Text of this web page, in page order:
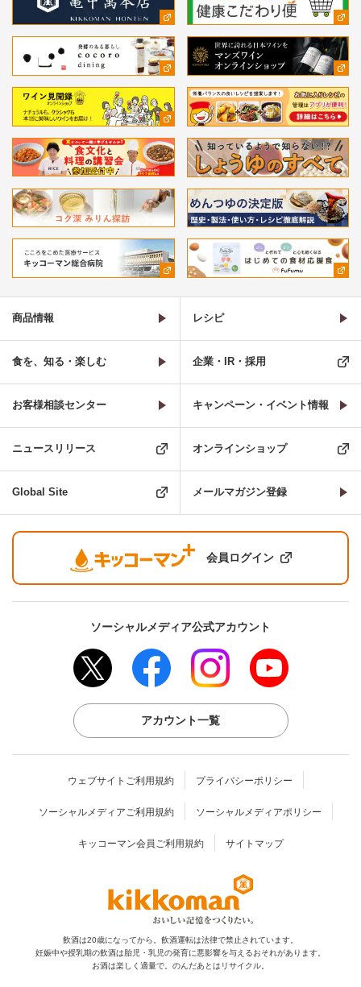
商品情報 レシピ
食を、知る・楽しむ 企業・IR・採用
お客様相談センター キャンペーン・イベント情報
ニュースリリース オンラインショップ
Global Site メールマガジン登録
会員ログイン
ソーシャルメディア公式アカウント
アカウント一覧
ウェブサイトご利用規約 プライバシーポリシー
ソーシャルメディアご利用規約 ソーシャルメディアポリシー
キッコーマン会員ご利用規約 サイトマップ
飲酒は20歳になってから。飲酒運転は法律で禁止されています。
妊娠中や授乳期の飲酒は胎児・乳児の発育に悪影響を与えるおそれがあります。
お酒は楽しく適量で。のんだあとはリサイクル。